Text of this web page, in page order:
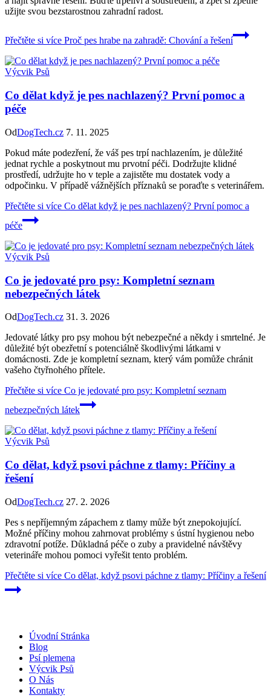
užijte svou bezstarostnou zahradní radost.
Přečtěte si více Proč pes hrabe na zahradě: Chování a řešení
Výcvik Psů
Co dělat když je pes nachlazený? První pomoc a
péče
OdDogTech.cz 7. 11. 2025
Pokud máte podezření, že váš pes trpí nachlazením, je důležité
jednat rychle a poskytnout mu prvotní péči. Dodržujte klidné
prostředí, udržujte ho v teple a zajistěte mu dostatek vody a
odpočinku. V případě vážnějších příznaků se poraďte s veterinářem.
Přečtěte si více Co dělat když je pes nachlazený? První pomoc a
péče
Výcvik Psů
Co je jedovaté pro psy: Kompletní seznam
nebezpečných látek
OdDogTech.cz 31. 3. 2026
Jedovaté látky pro psy mohou být nebezpečné a někdy i smrtelné. Je
důležité být obezřetní s potenciálně škodlivými látkami v
domácnosti. Zde je kompletní seznam, který vám pomůže chránit
vašeho čtyřnohého přítele.
Přečtěte si více Co je jedovaté pro psy: Kompletní seznam
nebezpečných látek
Výcvik Psů
Co dělat, když psovi páchne z tlamy: Příčiny a
řešení
OdDogTech.cz 27. 2. 2026
Pes s nepříjemným zápachem z tlamy může být znepokojující.
Možné příčiny mohou zahrnovat problémy s ústní hygienou nebo
zdravotní potíže. Důkladná péče o zuby a pravidelné návštěvy
veterináře mohou pomoci vyřešit tento problém.
Přečtěte si více Co dělat, když psovi páchne z tlamy: Příčiny a řešení
Úvodní Stránka
Blog
Psí plemena
Výcvik Psů
O Nás
Kontakty